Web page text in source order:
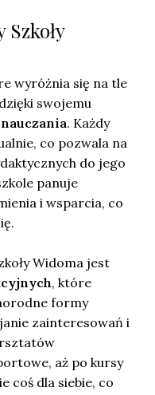
wyróżnia się na tle
swojemu
. Każdy
co pozwala na
do jego
panuje
i wsparcia, co
Widoma jest
, które
formy
zainteresowań i
aż po kursy
coś dla siebie, co